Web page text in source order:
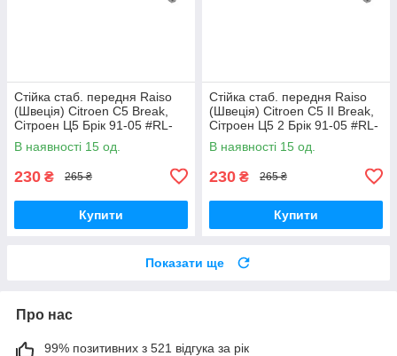
Стійка стаб. передня Raiso
(Швеція) Citroen C5 Break,
Сітроен Ц5 Брік 91-05 #RL-
138860V UAVEXLV17
В наявності 15 од.
230 ₴ 265 ₴
Купити
Стійка стаб. передня Raiso
(Швеція) Citroen C5 II Break,
Сітроен Ц5 2 Брік 91-05 #RL-
138860V UADNZPA17
В наявності 15 од.
230 ₴ 265 ₴
Купити
Показати ще
Про нас
99% позитивних з 521 відгука за рік